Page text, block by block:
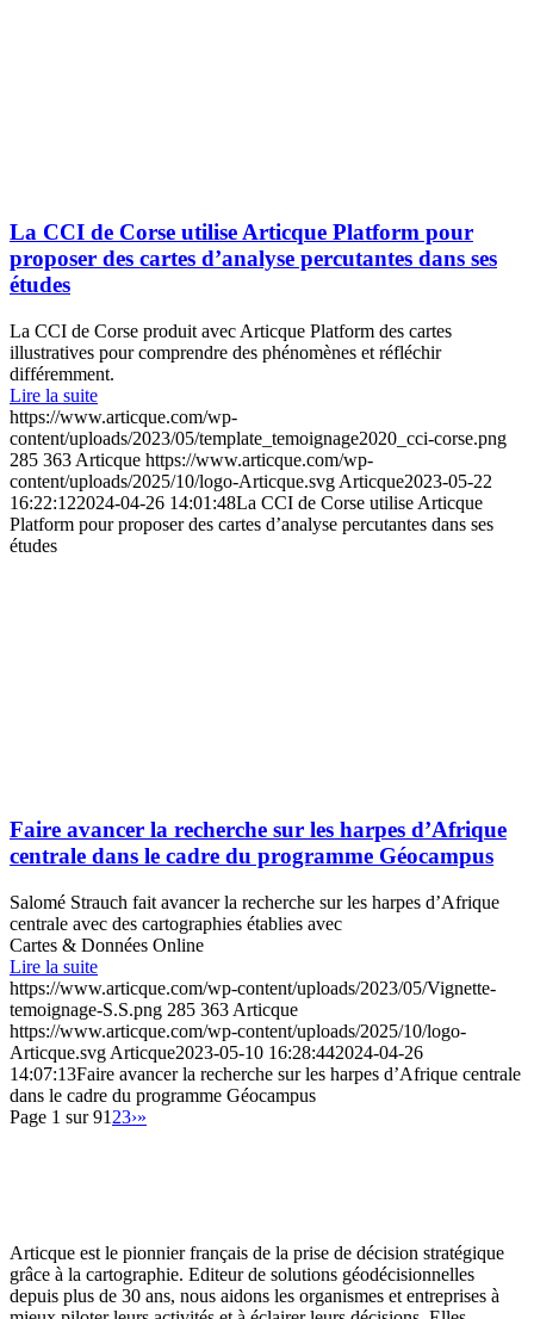
La CCI de Corse utilise Articque Platform pour
proposer des cartes d’analyse percutantes dans ses
études
La CCI de Corse produit avec Articque Platform des cartes
illustratives pour comprendre des phénomènes et réfléchir
différemment.
Lire la suite
https://www.articque.com/wp-
content/uploads/2023/05/template_temoignage2020_cci-corse.png
285 363 Articque https://www.articque.com/wp-
content/uploads/2025/10/logo-Articque.svg Articque2023-05-22
16:22:122024-04-26 14:01:48La CCI de Corse utilise Articque
Platform pour proposer des cartes d’analyse percutantes dans ses
études
Faire avancer la recherche sur les harpes d’Afrique
centrale dans le cadre du programme Géocampus
Salomé Strauch fait avancer la recherche sur les harpes d’Afrique
centrale avec des cartographies établies avec
Cartes & Données Online
Lire la suite
https://www.articque.com/wp-content/uploads/2023/05/Vignette-
temoignage-S.S.png 285 363 Articque
https://www.articque.com/wp-content/uploads/2025/10/logo-
Articque.svg Articque2023-05-10 16:28:442024-04-26
14:07:13Faire avancer la recherche sur les harpes d’Afrique centrale
dans le cadre du programme Géocampus
Page 1 sur 91 23›»
Articque est le pionnier français de la prise de décision stratégique
grâce à la cartographie. Editeur de solutions géodécisionnelles
depuis plus de 30 ans, nous aidons les organismes et entreprises à